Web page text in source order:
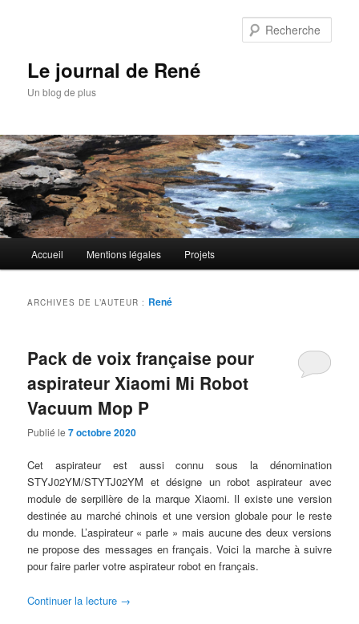
Le journal de René
Un blog de plus
principal
Accueil Mentions légales Projets
ARCHIVES DE L’AUTEUR : René
Pack de voix française pour
aspirateur Xiaomi Mi Robot
Vacuum Mop P
Publié le7 octobre 2020
Cet aspirateur est aussi connu sous la dénomination
STYJ02YM/STYTJ02YM et désigne un robot aspirateur avec
module de serpillère de la marque Xiaomi. Il existe une version
destinée au marché chinois et une version globale pour le reste
du monde. L’aspirateur « parle » mais aucune des deux versions
ne propose des messages en français. Voici la marche à suivre
pour faire parler votre aspirateur robot en français.
Continuer la lecture →